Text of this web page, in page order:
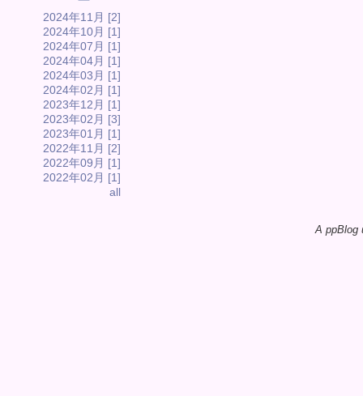
2024年11月 [2]
2024年10月 [1]
2024年07月 [1]
2024年04月 [1]
2024年03月 [1]
2024年02月 [1]
2023年12月 [1]
2023年02月 [3]
2023年01月 [1]
2022年11月 [2]
2022年09月 [1]
2022年02月 [1]
all
A ppBlog